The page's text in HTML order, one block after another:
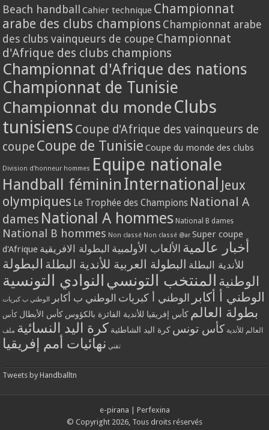
Beach handball Cahier technique Championnat
arabe des clubs champions Championnat arabe
des clubs vainqueurs de coupe Championnat
d'Afrique des clubs champions
Championnat d'Afrique des nations
Championnat de Tunisie
Championnat du monde Clubs
tunisiens Coupe d'Afrique des vainqueurs de
coupe Coupe de Tunisie Coupe du monde des clubs
Division d'honneur hommes Equipe nationale
Handball féminin International Jeux
olympiques Le Trophée des Champions National A
dames National A hommes National B dames
National B hommes Non classé Non classé @ar Super coupe
d'Afrique
أخبار عالمية الألعاب الأولمبية البطولة الافريقية
للأندية البطلة البطولة العربية للأندية البطلة البطولة
الوطنية المنتخب التونسي النوادي التونسية
الوطني أ أكابر الوطني أ كبريات الوطني ب أكابر الوطني ب كبريات
بطولة العالم كأس إفريقيا للأندية الفائزة بالكؤوس كأس الأبطال كأس
العالم للأندية كأس تونس كرة اليد الشاطئية كرة اليد النسائية ملف
تقني نهائيات أمم إفريقيا
Tweets by Handballtn
e-pirana
Perfexina
© Copyright 2026, Tous droits réservés